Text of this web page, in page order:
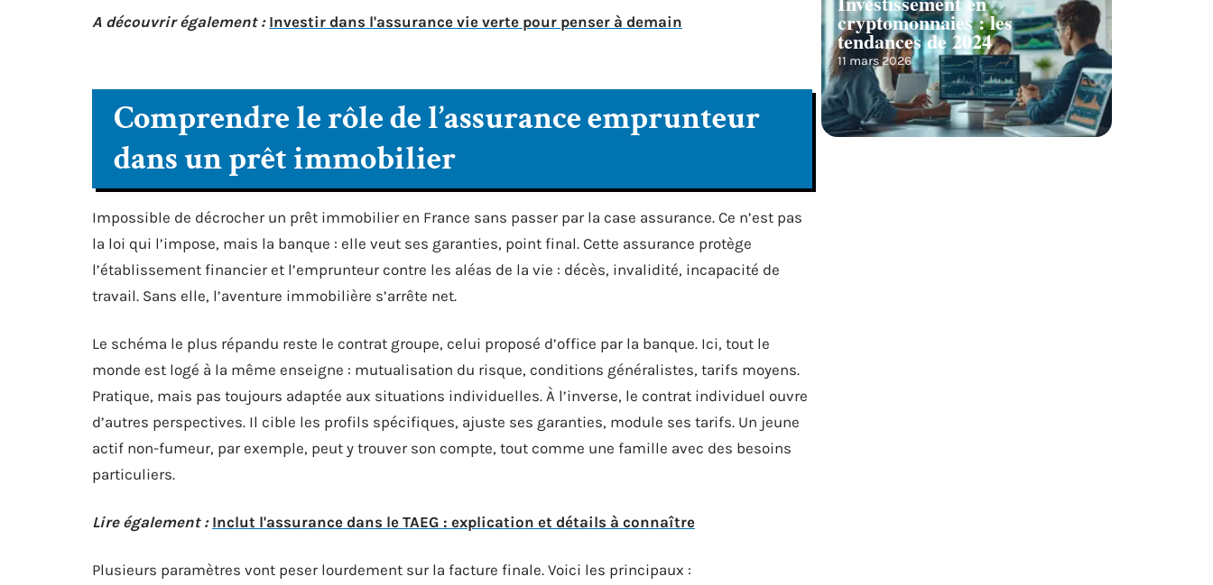
A découvrir également : Investir dans l'assurance vie verte pour penser à demain
Comprendre le rôle de l’assurance emprunteur
dans un prêt immobilier
Impossible de décrocher un prêt immobilier en France sans passer par la case assurance. Ce n’est pas
la loi qui l’impose, mais la banque : elle veut ses garanties, point final. Cette assurance protège
l’établissement financier et l’emprunteur contre les aléas de la vie : décès, invalidité, incapacité de
travail. Sans elle, l’aventure immobilière s’arrête net.
Le schéma le plus répandu reste le contrat groupe, celui proposé d’office par la banque. Ici, tout le
monde est logé à la même enseigne : mutualisation du risque, conditions généralistes, tarifs moyens.
Pratique, mais pas toujours adaptée aux situations individuelles. À l’inverse, le contrat individuel ouvre
d’autres perspectives. Il cible les profils spécifiques, ajuste ses garanties, module ses tarifs. Un jeune
actif non-fumeur, par exemple, peut y trouver son compte, tout comme une famille avec des besoins
particuliers.
Lire également : Inclut l'assurance dans le TAEG : explication et détails à connaître
Plusieurs paramètres vont peser lourdement sur la facture finale. Voici les principaux :
cryptomonnaies : les
tendances de 2024
11 mars 2026